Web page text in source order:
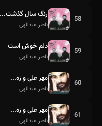
58 رنگ سال گذشت...
ناصر عبدالهی
59 دلم خوش است
ناصر عبدالهی
60 مهر علی و زه...
ناصر عبدالهی
61 مهر علی و زه...
ناصر عبدالهی